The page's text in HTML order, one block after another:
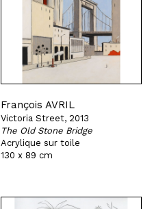
François AVRIL
Victoria Street, 2013
The Old Stone Bridge
Acrylique sur toile
130 x 89 cm